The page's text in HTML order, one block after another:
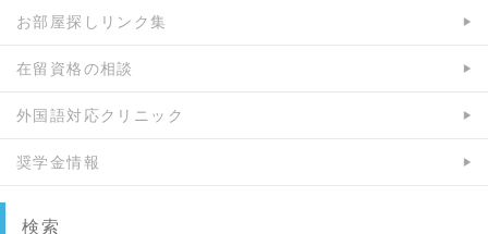
お部屋探しリンク集
在留資格の相談
外国語対応クリニック
奨学金情報
検索